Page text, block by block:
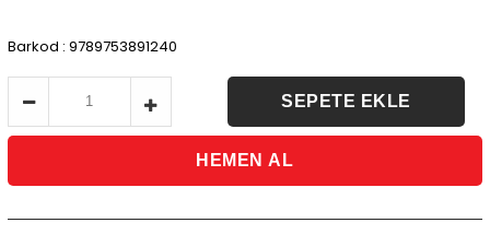
Barkod : 9789753891240